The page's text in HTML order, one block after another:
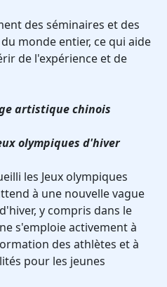
des séminaires et des
monde entier, ce qui aide
de l'expérience et de
artistique chinois
olympiques d'hiver
les Jeux olympiques
à une nouvelle vague
y compris dans le
s'emploie activement à
des athlètes et à
pour les jeunes